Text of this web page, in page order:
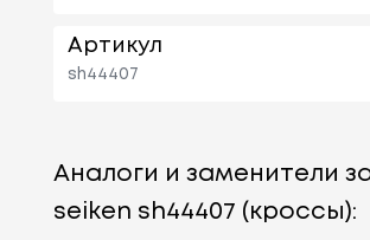
Артикул
sh44407
Аналоги и заменители
seiken sh44407 (кроссы):